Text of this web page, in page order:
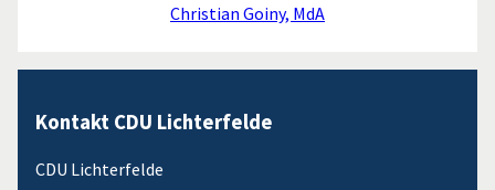
Christian Goiny, MdA
Kontakt CDU Lichterfelde
CDU Lichterfelde